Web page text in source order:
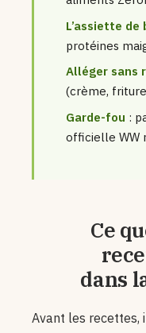
L’assiette de
protéines
Alléger sans
(crème,
Garde-fou :
officielle WW
Ce
dans
Avant les recettes,